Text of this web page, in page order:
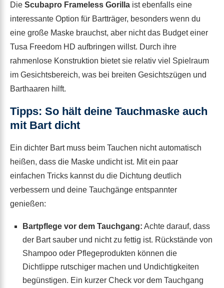
Die Scubapro Frameless Gorilla ist ebenfalls eine
interessante Option für Bartträger, besonders wenn du
eine große Maske brauchst, aber nicht das Budget einer
Tusa Freedom HD aufbringen willst. Durch ihre
rahmenlose Konstruktion bietet sie relativ viel Spielraum
im Gesichtsbereich, was bei breiten Gesichtszügen und
Barthaaren hilft.
Tipps: So hält deine Tauchmaske auch
mit Bart dicht
Ein dichter Bart muss beim Tauchen nicht automatisch
heißen, dass die Maske undicht ist. Mit ein paar
einfachen Tricks kannst du die Dichtung deutlich
verbessern und deine Tauchgänge entspannter
genießen:
Bartpflege vor dem Tauchgang: Achte darauf, dass
der Bart sauber und nicht zu fettig ist. Rückstände von
Shampoo oder Pflegeprodukten können die
Dichtlippe rutschiger machen und Undichtigkeiten
begünstigen. Ein kurzer Check vor dem Tauchgang